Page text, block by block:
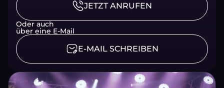
JETZT ANRUFEN
Oder auch
über eine E-Mail
E-MAIL SCHREIBEN